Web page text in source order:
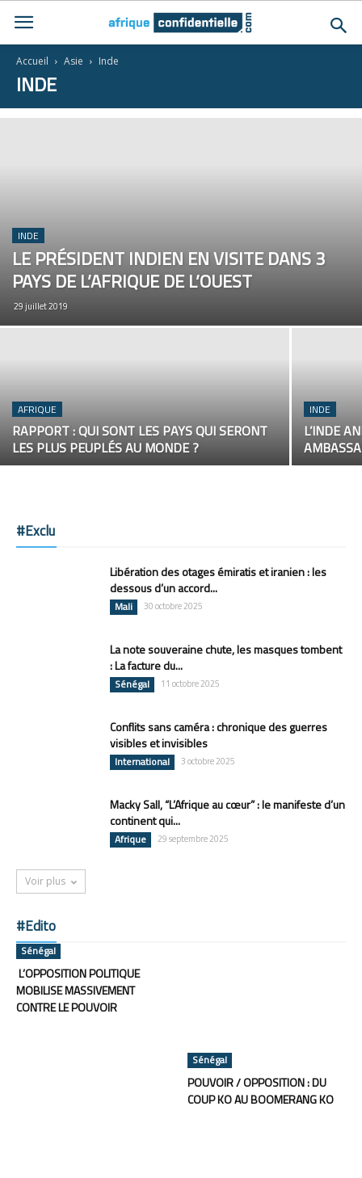
Accueil Asie Inde
INDE
INDE
LE PRÉSIDENT INDIEN EN VISITE DANS 3
PAYS DE L’AFRIQUE DE L’OUEST
29 juillet 2019
AFRIQUE
RAPPORT : QUI SONT LES PAYS QUI SERONT
LES PLUS PEUPLÉS AU MONDE ?
INDE
L’INDE
#Exclu
Libération des otages émiratis et iranien : les
dessous d’un accord...
Mali 30 octobre 2025
La note souveraine chute, les masques tombent
: La facture du...
Sénégal 11 octobre 2025
Conflits sans caméra : chronique des guerres
visibles et invisibles
International 3 octobre 2025
Macky Sall, “L’Afrique au cœur” : le manifeste d’un
continent qui...
Afrique 29 septembre 2025
Voir plus
#Edito
Sénégal
L’OPPOSITION POLITIQUE
MOBILISE MASSIVEMENT
CONTRE LE POUVOIR
Sénégal
POUVOIR / OPPOSITION : DU
COUP KO AU BOOMERANG KO